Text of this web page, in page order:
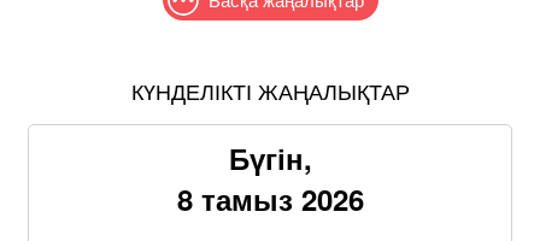
КҮНДЕЛІКТІ ЖАҢАЛЫҚТАР
Бүгін,
8 тамыз 2026